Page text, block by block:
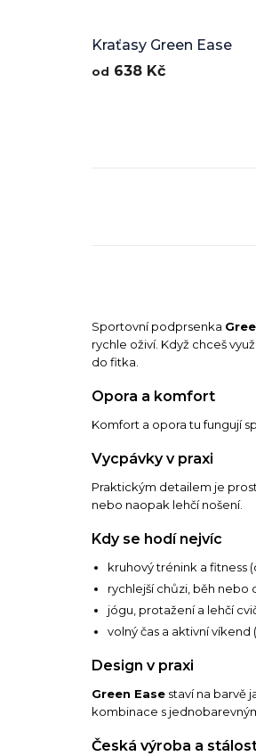
Kraťasy Green Ease
od 638 Kč
Sportovní podprsenka
rychle oživí. Když chceš
do fitka.
Opora a komfort
Komfort a opora tu fungují
Vycpávky v praxi
Praktickým detailem je
nebo naopak lehčí nošení.
Kdy se hodí nejvíc
kruhový trénink a fitness
rychlejší chůzi, běh nebo
jógu, protažení a lehčí
volný čas a aktivní
Design v praxi
Green Ease staví na barvě
kombinace s
Česká výroba a